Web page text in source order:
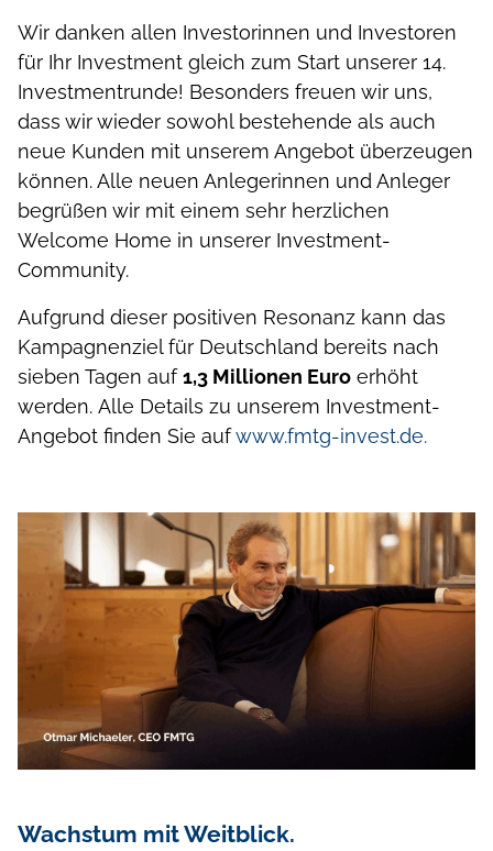
Wir danken allen Investorinnen und Investoren
für Ihr Investment gleich zum Start unserer 14.
Investmentrunde! Besonders freuen wir uns,
dass wir wieder sowohl bestehende als auch
neue Kunden mit unserem Angebot überzeugen
können. Alle neuen Anlegerinnen und Anleger
begrüßen wir mit einem sehr herzlichen
Welcome Home in unserer Investment-
Community.
Aufgrund dieser positiven Resonanz kann das
Kampagnenziel für Deutschland bereits nach
sieben Tagen auf1,3 Millionen Euro erhöht
werden. Alle Details zu unserem Investment-
Angebot finden Sie aufwww.fmtg-invest.de.
Wachstum mit Weitblick.